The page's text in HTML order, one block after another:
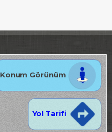
Konum Görünüm
Yol Tarifi